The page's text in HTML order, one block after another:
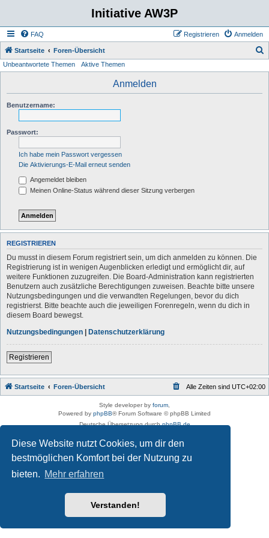
Diese Website nutzt Cookies, um dir den
bestmöglichen Komfort bei der Nutzung zu
bieten. Mehr erfahren
Verstanden!
Initiative AW3P
FAQ Anmelden
Registrieren
Startseite Foren-Übersicht
Unbeantwortete Themen Aktive Themen
Anmelden
Benutzername:
Passwort:
Ich habe mein Passwort vergessen
Die Aktivierungs-E-Mail erneut senden
Angemeldet bleiben
Meinen Online-Status während dieser Sitzung verbergen
REGISTRIEREN
Du musst in diesem Forum registriert sein, um dich anmelden zu können. Die
Registrierung ist in wenigen Augenblicken erledigt und ermöglicht dir, auf
weitere Funktionen zuzugreifen. Die Board-Administration kann registrierten
Benutzern auch zusätzliche Berechtigungen zuweisen. Beachte bitte unsere
Nutzungsbedingungen und die verwandten Regelungen, bevor du dich
registrierst. Bitte beachte auch die jeweiligen Forenregeln, wenn du dich in
diesem Board bewegst.
Nutzungsbedingungen | Datenschutzerklärung
Registrieren
Startseite Foren-Übersicht Alle Zeiten sind UTC+02:00
Style developer by forum
Powered by phpBB® Forum Software © phpBB Limited
Deutsche Übersetzung durchphpBB.de